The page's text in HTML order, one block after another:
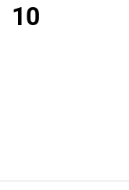
10